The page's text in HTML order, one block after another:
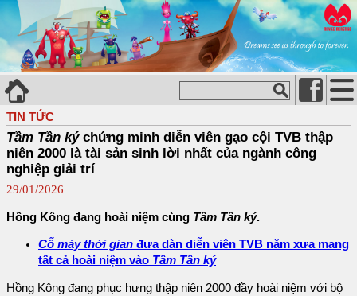
TIN TỨC
Tầm Tần kýchứng minh diễn viên gạo cội TVB thập
niên 2000 là tài sản sinh lời nhất của ngành công
nghiệp giải trí
29/01/2026
Hồng Kông đang hoài niệm cùng Tầm Tần ký.
Cỗ máy thời gian đưa dàn diễn viên TVB năm xưa mang
tất cả hoài niệm vào Tầm Tần ký
Hồng Kông đang phục hưng thập niên 2000 đầy hoài niệm với bộ